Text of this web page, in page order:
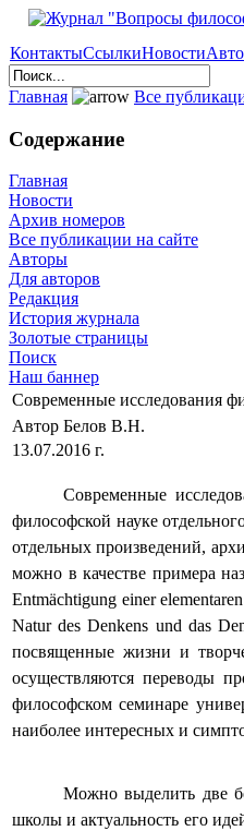
КонтактыСсылкиНовости
Главная Все
Содержание
Главная
Новости
Архив номеров
Все публикации на сайте
Авторы
Для авторов
Редакция
История журнала
Золотые страницы
Поиск
Наш баннер
Современные исследования
Автор Белов В.Н.
13.07.2016 г.
Современные
философской науке
отдельных произведений,
можно в качестве примера
Entmächtigung einer
Natur des Denkens und das
посвященные жизни и
осуществляются переводы
философском семинаре
наиболее интересных и
Можно выделить две
школы и актуальность его